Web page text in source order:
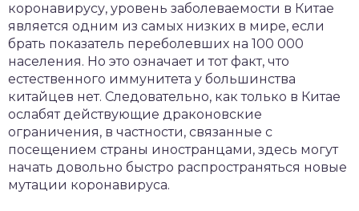
коронавирусу, уровень заболеваемости в Китае
является одним из самых низких в мире, если
брать показатель переболевших на 100 000
населения. Но это означает и тот факт, что
естественного иммунитета у большинства
китайцев нет. Следовательно, как только в Китае
ослабят действующие драконовские
ограничения, в частности, связанные с
посещением страны иностранцами, здесь могут
начать довольно быстро распространяться новые
мутации коронавируса.